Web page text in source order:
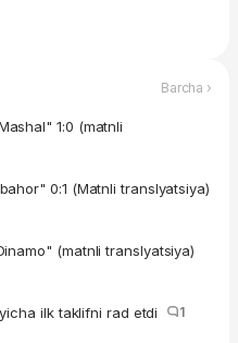
Barcha ›
1:0 (matnli
0:1 (Matnli translyatsiya)
(matnli translyatsiya)
ilk taklifni rad etdi 1